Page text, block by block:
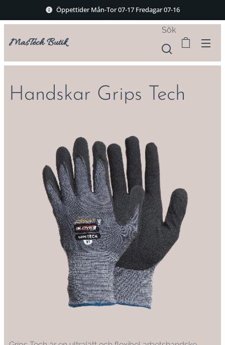
Öppettider Mån-Tor 07-17 Fredagar 07-16
MasTech Butik
Sök
Handskar Grips Tech